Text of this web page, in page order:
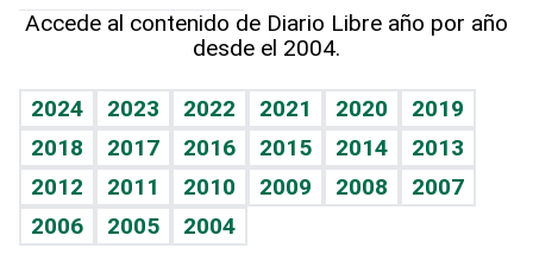
Vida y familia
Eñe
Celebrando la vida
Sin complejos
TBT Deportivo
Más firmas
Hecho en casa
Guía del dinero
Cumpleaños
Horóscopos
Crucigramas
Accede al contenido de Diario Libre año por año
desde el 2004.
2024 2023 2022 2021 2020
2019
2018
2017 2016 2015 2014
2013
2012
2011 2010 2009 2008
2007
2006
2005 2004